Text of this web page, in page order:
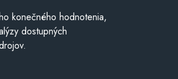
konečného hodnotenia,
dostupných